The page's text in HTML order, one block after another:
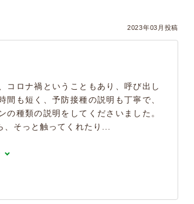
2023年03月投稿
コロナ禍ということもあり、呼び出し
も短く、予防接種の説明も丁寧で、
種類の説明をしてくださいました。
そっと触ってくれたり...